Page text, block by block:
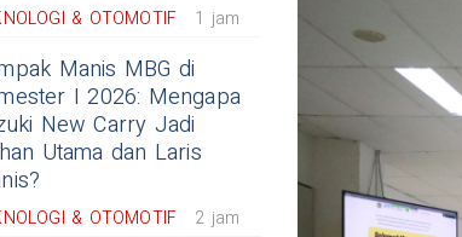
& OTOMOTIF 1 jam
Manis MBG di
I 2026: Mengapa
New Carry Jadi
Utama dan Laris
& OTOMOTIF 2 jam